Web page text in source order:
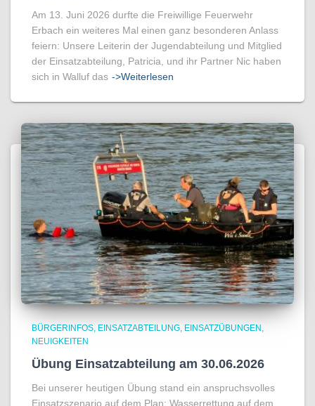
Am 13. Juni 2026 durfte die Freiwillige Feuerwehr
Erbach ein weiteres Mal einen ganz besonderen Anlass
feiern: Unsere Leiterin der Jugendabteilung und Mitglied
der Einsatzabteilung, Patricia, und ihr Partner Nic haben
sich in Walluf das ->Weiterlesen
BÜRGERINFOS EINSATZABTEILUNG EINSATZÜBUNGEN
NEUIGKEITEN
Übung Einsatzabteilung am 30.06.2026
Bei unserer heutigen Übung stand ein anspruchsvolles
Einsatzszenario auf dem Plan: Wasserrettung auf dem